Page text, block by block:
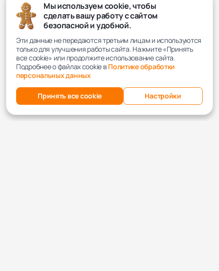
Мы используем cookie, чтобы
сделать вашу работу с сайтом
безопасной и удобной.
Эти данные не передаются третьим лицам и используются
только для улучшения работы сайта. Нажмите «Принять
все cookie» или продолжите использование сайта.
Подробнее о файлах cookie в Политике обработки
персональных данных
Принять все cookie Настройки